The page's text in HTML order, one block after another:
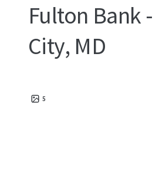
Fulton Bank
City, MD
5